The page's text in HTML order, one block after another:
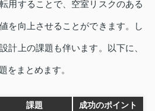
用することで、空室リスクのある
を向上させることができます。し
計上の課題も伴います。以下に、
をまとめます。
課題 成功のポイント